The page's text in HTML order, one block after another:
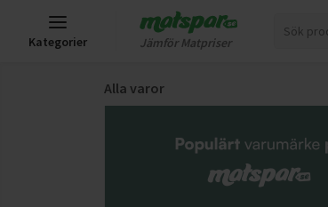
Kategorier Jämför Matpriser
Alla varor